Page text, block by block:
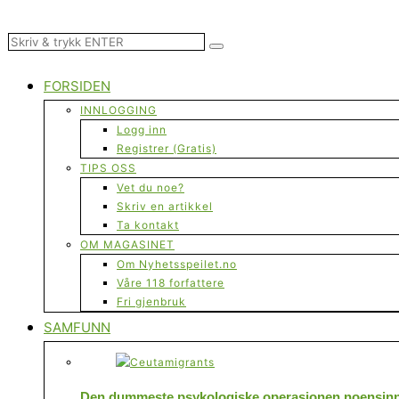
FORSIDEN
INNLOGGING
Logg inn
Registrer (Gratis)
TIPS OSS
Vet du noe?
Skriv en artikkel
Ta kontakt
OM MAGASINET
Om Nyhetsspeilet.no
Våre 118 forfattere
Fri gjenbruk
SAMFUNN